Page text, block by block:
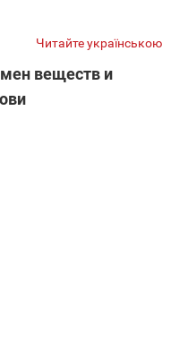
Читайте українською
веществ и